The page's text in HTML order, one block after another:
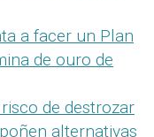
a facer un Plan
de ouro de
de destrozar
alternativas